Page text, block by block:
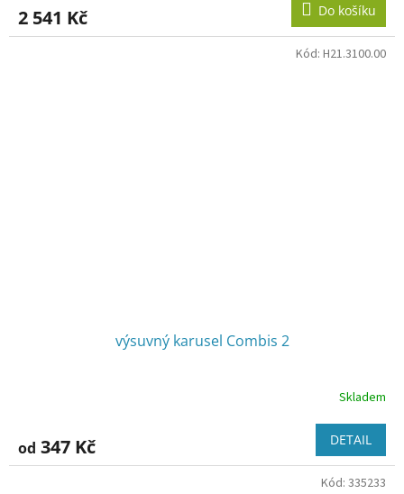
2 541 Kč Do košíku
výsuvný karusel Combis 2
je
3,2
Skladem
od 347 Kč DETAIL
Kód: H21.3100.00
Kód: 335233